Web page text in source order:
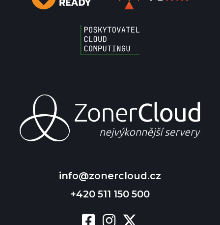
info@zonercloud.cz
+420 511 150 500